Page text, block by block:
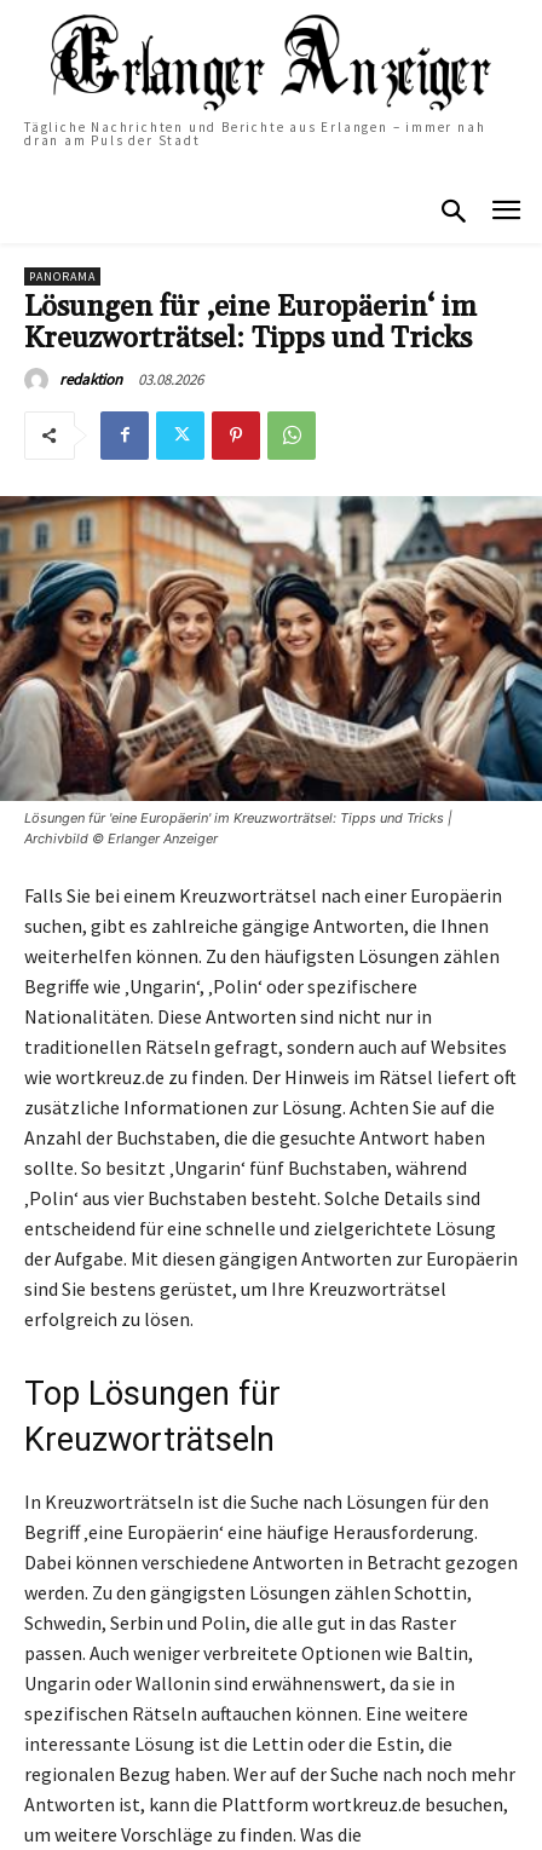
Tägliche Nachrichten und Berichte aus Erlangen – immer nah
dran am Puls der Stadt
PANORAMA
Lösungen für ‚eine Europäerin‘ im
Kreuzworträtsel: Tipps und Tricks
redaktion 03.08.2026
Lösungen für 'eine Europäerin' im Kreuzworträtsel: Tipps und Tricks |
Archivbild © Erlanger Anzeiger
Falls Sie bei einem Kreuzworträtsel nach einer Europäerin
suchen, gibt es zahlreiche gängige Antworten, die Ihnen
weiterhelfen können. Zu den häufigsten Lösungen zählen
Begriffe wie ‚Ungarin‘, ‚Polin‘ oder spezifischere
Nationalitäten. Diese Antworten sind nicht nur in
traditionellen Rätseln gefragt, sondern auch auf Websites
wie wortkreuz.de zu finden. Der Hinweis im Rätsel liefert oft
zusätzliche Informationen zur Lösung. Achten Sie auf die
Anzahl der Buchstaben, die die gesuchte Antwort haben
sollte. So besitzt ‚Ungarin‘ fünf Buchstaben, während
‚Polin‘ aus vier Buchstaben besteht. Solche Details sind
entscheidend für eine schnelle und zielgerichtete Lösung
der Aufgabe. Mit diesen gängigen Antworten zur Europäerin
sind Sie bestens gerüstet, um Ihre Kreuzworträtsel
erfolgreich zu lösen.
Top Lösungen für
Kreuzworträtseln
In Kreuzworträtseln ist die Suche nach Lösungen für den
Begriff ‚eine Europäerin‘ eine häufige Herausforderung.
Dabei können verschiedene Antworten in Betracht gezogen
werden. Zu den gängigsten Lösungen zählen Schottin,
Schwedin, Serbin und Polin, die alle gut in das Raster
passen. Auch weniger verbreitete Optionen wie Baltin,
Ungarin oder Wallonin sind erwähnenswert, da sie in
spezifischen Rätseln auftauchen können. Eine weitere
interessante Lösung ist die Lettin oder die Estin, die
regionalen Bezug haben. Wer auf der Suche nach noch mehr
Antworten ist, kann die Plattform wortkreuz.de besuchen,
um weitere Vorschläge zu finden. Was die